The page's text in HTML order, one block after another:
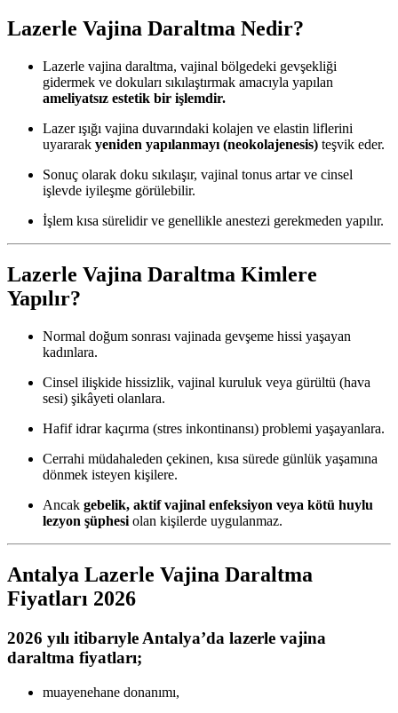
Lazerle Vajina Daraltma Nedir?
Lazerle vajina daraltma, vajinal bölgedeki gevşekliği
gidermek ve dokuları sıkılaştırmak amacıyla yapılan
ameliyatsız estetik bir işlemdir.
Lazer ışığı vajina duvarındaki kolajen ve elastin liflerini
uyararak yeniden yapılanmayı (neokolajenesis) teşvik eder.
Sonuç olarak doku sıkılaşır, vajinal tonus artar ve cinsel
işlevde iyileşme görülebilir.
İşlem kısa sürelidir ve genellikle anestezi gerekmeden yapılır.
Lazerle Vajina Daraltma Kimlere
Yapılır?
Normal doğum sonrası vajinada gevşeme hissi yaşayan
kadınlara.
Cinsel ilişkide hissizlik, vajinal kuruluk veya gürültü (hava
sesi) şikâyeti olanlara.
Hafif idrar kaçırma (stres inkontinansı) problemi yaşayanlara.
Cerrahi müdahaleden çekinen, kısa sürede günlük yaşamına
dönmek isteyen kişilere.
Ancak gebelik, aktif vajinal enfeksiyon veya kötü huylu
lezyon şüphesi olan kişilerde uygulanmaz.
Antalya Lazerle Vajina Daraltma
Fiyatları 2026
2026 yılı itibarıyle Antalya’da lazerle vajina
daraltma fiyatları;
muayenehane donanımı,